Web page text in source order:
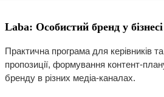
Laba: Особистий бренд у бізнесі
Практична програма для керівників
пропозиції, формування контент-
бренду в різних медіа-каналах.